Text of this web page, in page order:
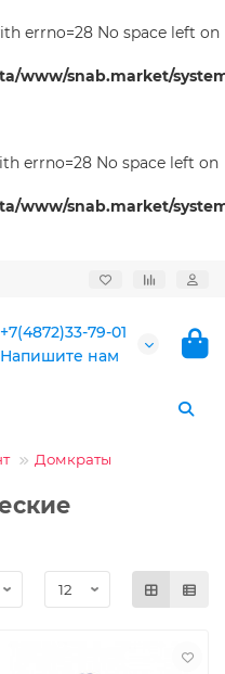
errno=28 No space left on
www/snab.market/
errno=28 No space left on
www/snab.market/
+7(4872)33-79-01
Напишите нам
Домкраты